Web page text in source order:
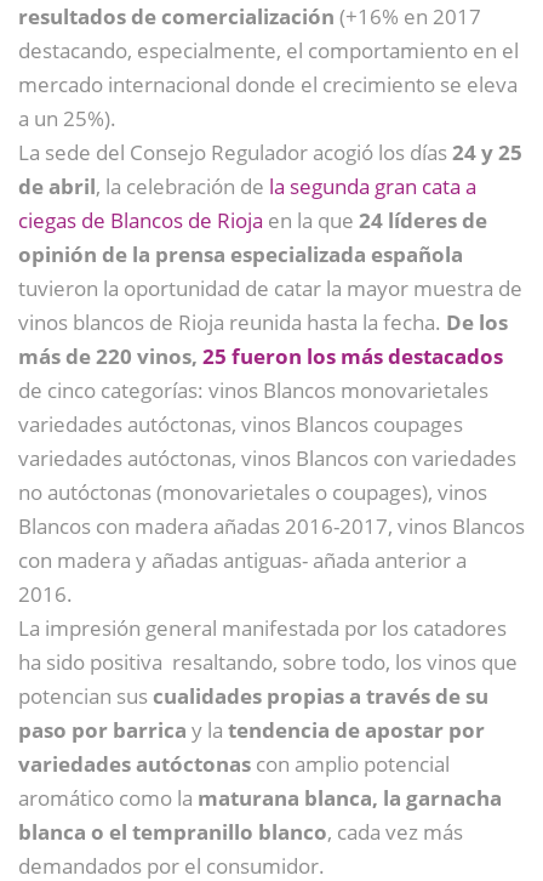
resultados de comercialización (+16% en 2017
destacando, especialmente, el comportamiento en el
mercado internacional donde el crecimiento se eleva
a un 25%).
La sede del Consejo Regulador acogió los días24 y 25
de abril, la celebración de la segunda gran cata a
ciegas de Blancos de Rioja en la que 24 líderes de
opinión de la prensa especializada española
tuvieron la oportunidad de catar la mayor muestra de
vinos blancos de Rioja reunida hasta la fecha. De los
más de 220 vinos, 25 fueron los más destacados
de cinco categorías: vinos Blancos monovarietales
variedades autóctonas, vinos Blancos coupages
variedades autóctonas, vinos Blancos con variedades
no autóctonas (monovarietales o coupages), vinos
Blancos con madera añadas 2016-2017, vinos Blancos
con madera y añadas antiguas- añada anterior a
2016.
La impresión general manifestada por los catadores
ha sido positiva resaltando, sobre todo, los vinos que
potencian suscualidades propias a través de su
paso por barrica y la tendencia de apostar por
variedades autóctonas con amplio potencial
aromático como la maturana blanca, la garnacha
blanca o el tempranillo blanco, cada vez más
demandados por el consumidor.